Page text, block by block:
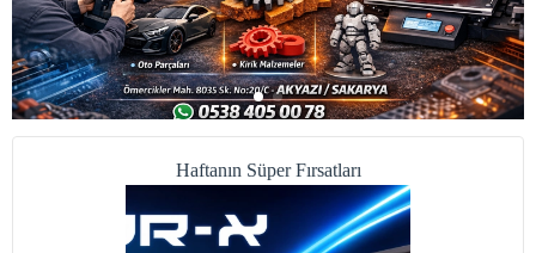
Haftanın Süper Fırsatları